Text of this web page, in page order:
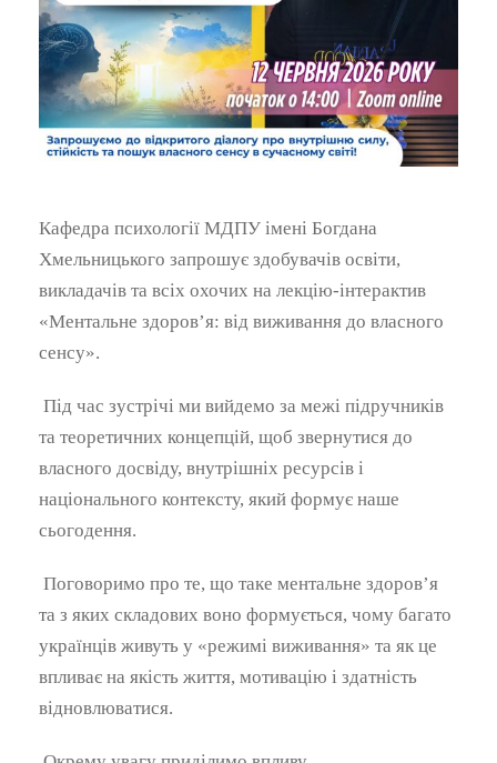
Кафедра психології МДПУ імені Богдана
Хмельницького запрошує здобувачів освіти,
викладачів та всіх охочих на лекцію-інтерактив
«Ментальне здоров’я: від виживання до власного
сенсу».
Під час зустрічі ми вийдемо за межі підручників
та теоретичних концепцій, щоб звернутися до
власного досвіду, внутрішніх ресурсів і
національного контексту, який формує наше
сьогодення.
Поговоримо про те, що таке ментальне здоров’я
та з яких складових воно формується, чому багато
українців живуть у «режимі виживання» та як це
впливає на якість життя, мотивацію і здатність
відновлюватися.